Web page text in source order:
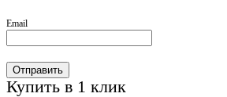
Email
Отправить
Купить в 1 клик